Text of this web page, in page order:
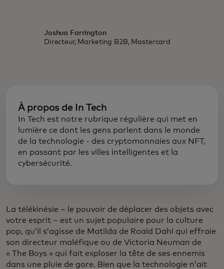
Joshua Farrington
Directeur, Marketing B2B, Mastercard
À propos de In Tech
In Tech est notre rubrique régulière qui met en
lumière ce dont les gens parlent dans le monde
de la technologie - des cryptomonnaies aux NFT,
en passant par les villes intelligentes et la
cybersécurité.
La télékinésie – le pouvoir de déplacer des objets avec
votre esprit – est un sujet populaire pour la culture
pop, qu’il s’agisse de Matilda de Roald Dahl qui effraie
son directeur maléfique ou de Victoria Neuman de
« The Boys » qui fait exploser la tête de ses ennemis
dans une pluie de gore. Bien que la technologie n’ait